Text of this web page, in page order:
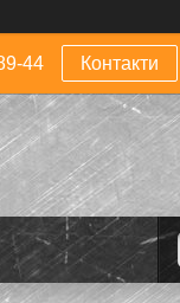
44 Контакти